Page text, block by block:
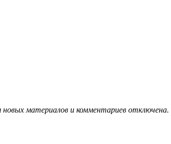
материалов и комментариев отключена.